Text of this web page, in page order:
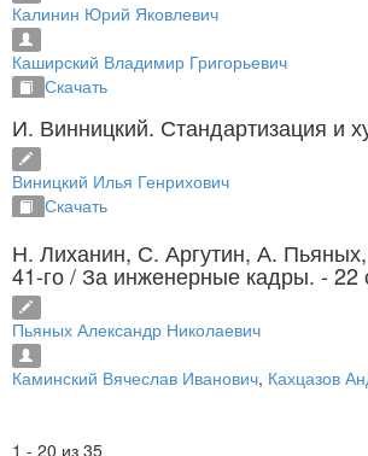
Калинин Юрий Яковлевич
Каширский Владимир Григорьевич
Скачать
И. Винницкий. Стандартизация и
Виницкий Илья Генрихович
Скачать
Н. Лиханин, С. Аргутин, А.
41-го/ За инженерные кадры. - 22
Пьяных Александр Николаевич
Каминский Вячеслав Иванович, Кахцазов
1 - 20 из 35